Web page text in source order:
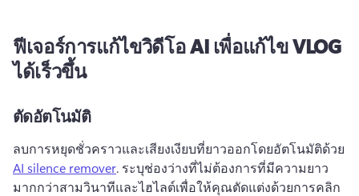
ฟีเจอร์การแก้ไขวิดีโอ AI เพื่อแก้ไข VLOG
ได้เร็วขึ้น
ตัดอัตโนมัติ
AI silence remover. ระบุช่องว่างที่ไม่ต้องการที่มีความยาว
มากกว่าสามวินาทีและไฮไลต์เพื่อให้คุณตัดแต่งด้วยการคลิก